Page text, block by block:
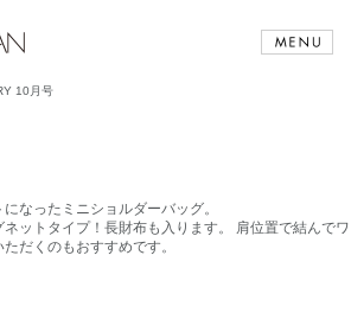
10月号
なったミニショルダーバッグ。
ットタイプ！長財布も入ります。 肩位置で結んでワ
だくのもおすすめです。